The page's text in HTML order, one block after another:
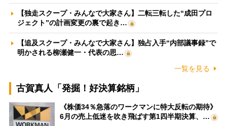
【独走スクープ・みんなで大家さん】二転三転した“成田プロ
ジェクト”の計画変更の裏で起き…
【追及スクープ・みんなで大家さん】独占入手“内部議事録”で
明かされる柳瀬健一・代表の思…
一覧を見る
古賀真人「発掘！好決算銘柄」
《株価34％急落のワークマンに特大反転の期待》
6月の売上低迷を吹き飛ばす第1四半期決算、…